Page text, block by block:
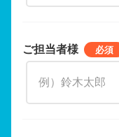
ご担当者様